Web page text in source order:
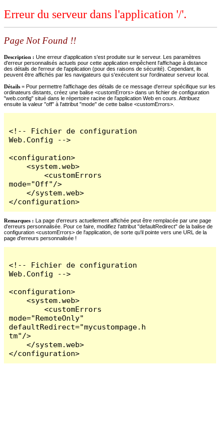
Erreur du serveur dans l'application '/'.
Page Not Found !!
Description : Une erreur d'application s'est produite sur le serveur. Les paramètres
d'erreur personnalisés actuels pour cette application empêchent l'affichage à distance
des détails de l'erreur de l'application (pour des raisons de sécurité). Cependant, ils
peuvent être affichés par les navigateurs qui s'exécutent sur l'ordinateur serveur local.
Détails = Pour permettre l'affichage des détails de ce message d'erreur spécifique sur les
ordinateurs distants, créez une balise <customErrors> dans un fichier de configuration
"web.config" situé dans le répertoire racine de l'application Web en cours. Attribuez
ensuite la valeur "off" à l'attribut "mode" de cette balise <customErrors>.
<!-- Fichier de configuration
Web.Config -->
<configuration>
    <system.web>
        <customErrors
mode="Off"/>
    </system.web>
</configuration>
Remarques : La page d'erreurs actuellement affichée peut être remplacée par une page
d'erreurs personnalisée. Pour ce faire, modifiez l'attribut "defaultRedirect" de la balise de
configuration <customErrors> de l'application, de sorte qu'il pointe vers une URL de la
page d'erreurs personnalisée !
<!-- Fichier de configuration
Web.Config -->
<configuration>
    <system.web>
        <customErrors
mode="RemoteOnly"
defaultRedirect="mycustompage.h
tm"/>
    </system.web>
</configuration>